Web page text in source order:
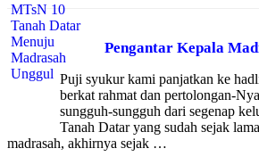
Pengantar Kepala
Puji syukur kami panjatkan ke
berkat rahmat dan pertolongan-
sungguh-sungguh dari segenap
Tanah Datar yang sudah sejak
madrasah, akhirnya sejak …